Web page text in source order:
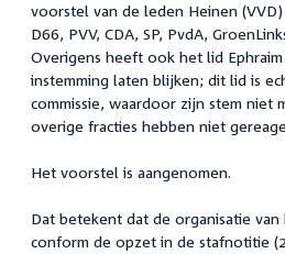
voorstel van de leden Heinen
D66, PVV, CDA, SP, PvdA,
Overigens heeft ook het lid
instemming laten blijken; dit lid is
commissie, waardoor zijn stem niet
overige fracties hebben niet
Het voorstel is aangenomen.
Dat betekent dat de organisatie
conform de opzet in de stafnotitie